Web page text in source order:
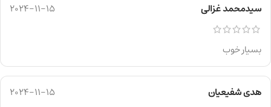
سیدمحمد غزالی 2024-11-15
بسیار خوب
هدی شفیعیان 2024-11-15